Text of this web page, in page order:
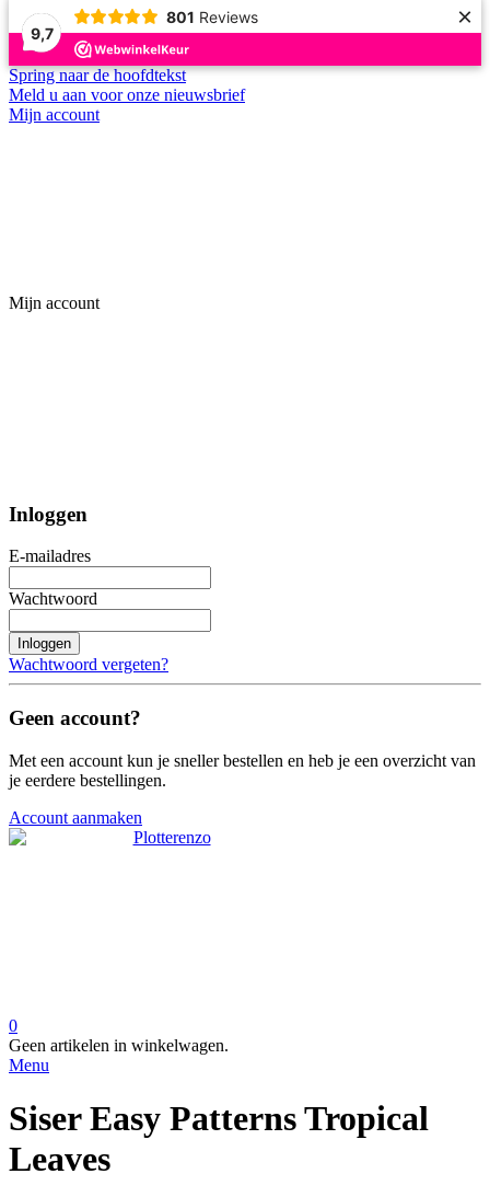
9,7
801 Reviews ×
Spring naar de hoofdtekst
Meld u aan voor onze nieuwsbrief
Mijn account
Mijn account
Inloggen
E-mailadres
Wachtwoord
Inloggen
Wachtwoord vergeten?
Geen account?
Met een account kun je sneller bestellen en heb je een overzicht van
je eerdere bestellingen.
Account aanmaken
0
Geen artikelen in winkelwagen.
Menu
Siser Easy Patterns Tropical
Leaves